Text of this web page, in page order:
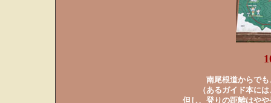
南尾根道からで
（あるガイド本に
但し、登りの距離はや